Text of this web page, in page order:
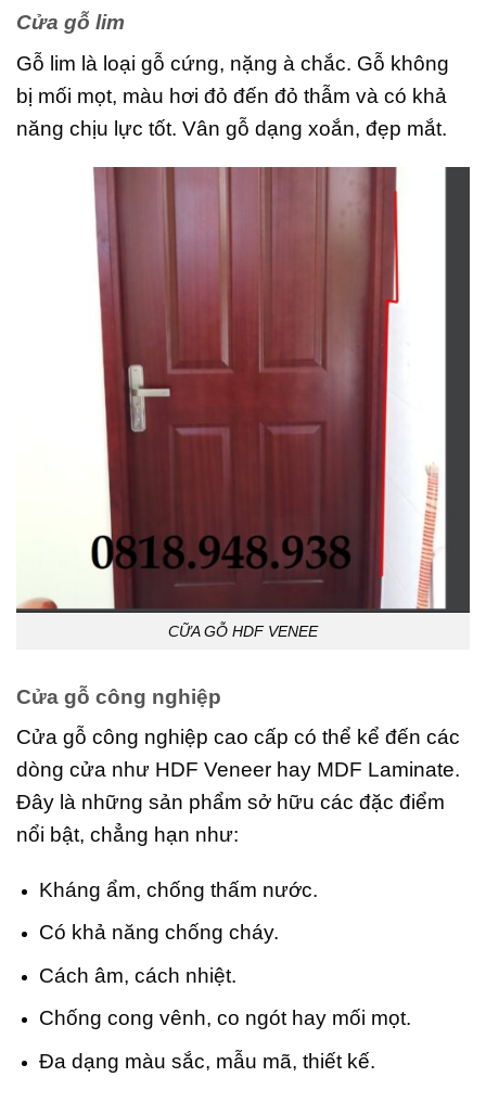
Cửa gỗ lim
Gỗ lim là loại gỗ cứng, nặng à chắc. Gỗ không
bị mối mọt, màu hơi đỏ đến đỏ thẫm và có khả
năng chịu lực tốt. Vân gỗ dạng xoắn, đẹp mắt.
CỮA GỖ HDF VENEE
Cửa gỗ công nghiệp
Cửa gỗ công nghiệp cao cấp có thể kể đến các
dòng cửa như HDF Veneer hay MDF Laminate.
Đây là những sản phẩm sở hữu các đặc điểm
nổi bật, chẳng hạn như:
Kháng ẩm, chống thấm nước.
Có khả năng chống cháy.
Cách âm, cách nhiệt.
Chống cong vênh, co ngót hay mối mọt.
Đa dạng màu sắc, mẫu mã, thiết kế.